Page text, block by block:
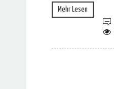
Mehr Lesen